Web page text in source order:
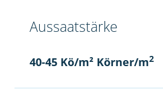
Aussaatstärke
40-45 Kö/m² Körner/m2